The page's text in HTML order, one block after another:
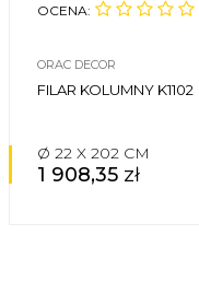
OCENA:
ORAC DECOR
FILAR KOLUMNY K1102
Ø 22 X 202 CM
1 908,35 zł